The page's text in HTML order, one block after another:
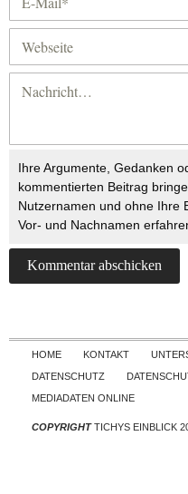
Ihre Argumente, Gedanken
kommentierten Beitrag
Nutzernamen und ohne Ihre
Vor- und Nachnamen
HOME KONTAKT
DATENSCHUTZ
MEDIADATEN ONLINE
COPYRIGHTTICHYS EINBLICK